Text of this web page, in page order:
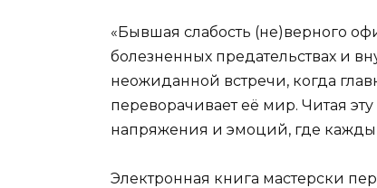
«Бывшая слабость (не)верного
болезненных предательствах и
неожиданной встречи, когда
переворачивает её мир. Читая
напряжения и эмоций, где
Электронная книга мастерски